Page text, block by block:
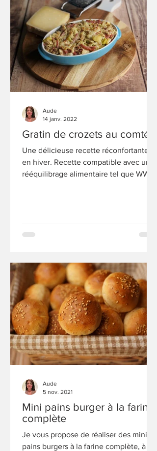
Gratin de crozets au comté
Une délicieuse recette réconfortante
en hiver. Recette compatible avec un
rééquilibrage alimentaire tel que WW.
Aude
14 janv. 2022
Mini pains burger à la farine
complète
Je vous propose de réaliser des mini-
pains burgers à la farine complète, à
Aude
5 nov. 2021